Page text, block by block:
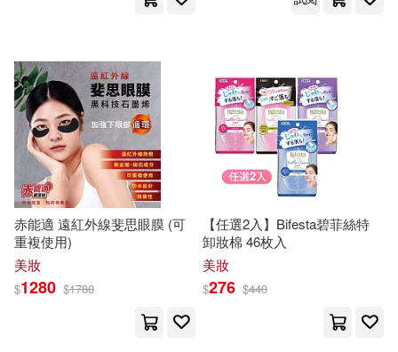
川上愛子（Aiko Kawakami）(1)
巫時(1) 席晴(1)
廖文偉主編(1) 张海音(1)
張䕒育(1) 張冬梅（主編）(1)
張海音(1)
張美芳(1)
江蘇鳳凰文藝出版社(1)
江西教育出版社(1)
河北美術出版社(1)
河海大學出版社(1)
浙江少年兒童出版社(1)
赤能適 遠紅外線斐思眼膜 (可
重複使用)
美妝
$1280 $1780
【任選2入】Bifesta碧菲絲特
卸妝棉 46枚入
美妝
$276 $440